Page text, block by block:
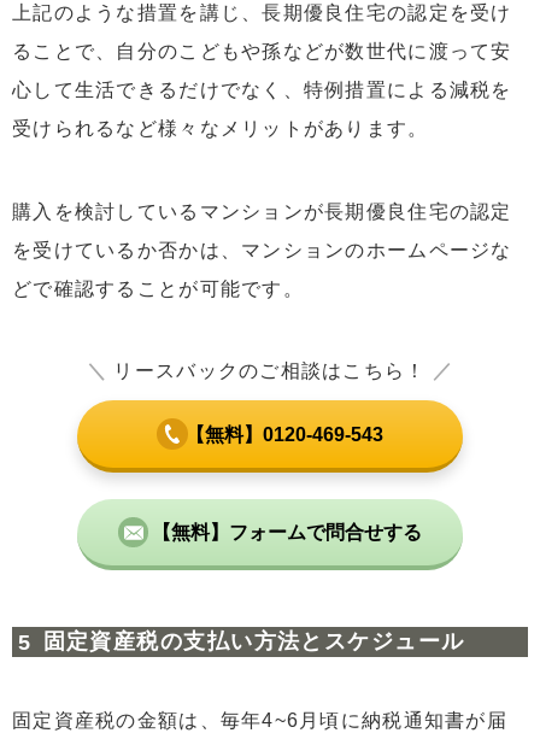
上記のような措置を講じ、長期優良住宅の認定を受け
ることで、自分のこどもや孫などが数世代に渡って安
心して生活できるだけでなく、特例措置による減税を
受けられるなど様々なメリットがあります。
購入を検討しているマンションが長期優良住宅の認定
を受けているか否かは、マンションのホームページな
どで確認することが可能です。
＼ リースバックのご相談はこちら！ ／
【無料】0120-469-543
【無料】フォームで問合せする
固定資産税の支払い方法とスケジュール
固定資産税の金額は、毎年4~6月頃に納税通知書が届